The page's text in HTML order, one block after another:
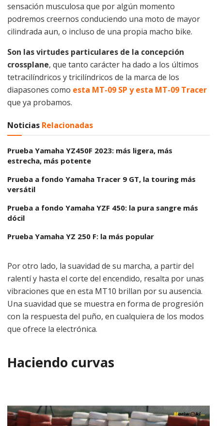
sensación musculosa que por algún momento
podremos creernos conduciendo una moto de mayor
cilindrada aun, o incluso de una propia macho bike.
Son las virtudes particulares de la concepción
crossplane, que tanto carácter ha dado a los últimos
tetracilíndricos y tricilíndricos de la marca de los
diapasones como esta MT-09 SP y esta MT-09 Tracer
que ya probamos.
Noticias Relacionadas
Prueba Yamaha YZ450F 2023: más ligera, más
estrecha, más potente
Prueba a fondo Yamaha Tracer 9 GT, la touring más
versátil
Prueba a fondo Yamaha YZF 450: la pura sangre más
dócil
Prueba Yamaha YZ 250 F: la más popular
Por otro lado, la suavidad de su marcha, a partir del
ralentí y hasta el corte del encendido, resalta por unas
vibraciones que en esta MT10 brillan por su ausencia.
Una suavidad que se muestra en forma de progresión
con la respuesta del puño, en cualquiera de los modos
que ofrece la electrónica.
Haciendo curvas